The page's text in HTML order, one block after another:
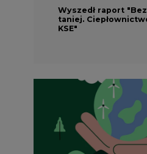
Wyszedł raport
taniej.
KSE"